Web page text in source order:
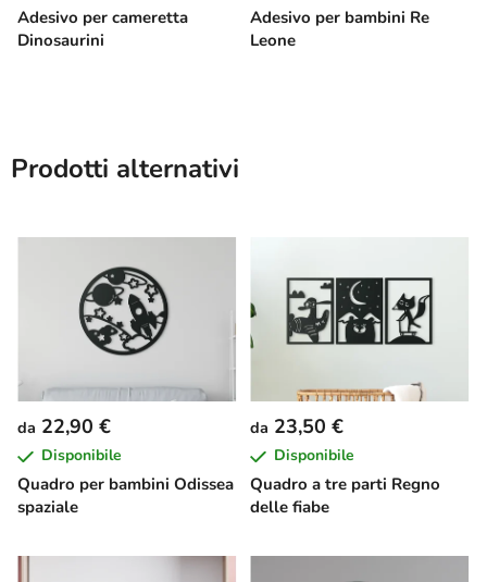
Adesivo per cameretta
Dinosaurini
Adesivo per bambini Re
Leone
Prodotti alternativi
Quadro per bambini Odissea
spaziale
da 22,90 €
Disponibile
Quadro a tre parti Regno
delle fiabe
da 23,50 €
Disponibile